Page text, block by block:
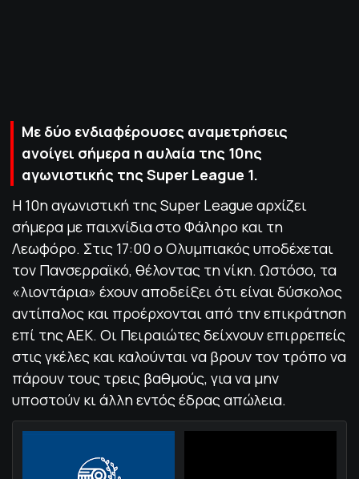
Με δύο ενδιαφέρουσες αναμετρήσεις
ανοίγει σήμερα η αυλαία της 10ης
αγωνιστικής της Super League 1.
Η 10η αγωνιστική της Super League αρχίζει
σήμερα με παιχνίδια στο Φάληρο και τη
Λεωφόρο. Στις 17:00 ο Ολυμπιακός υποδέχεται
τον Πανσερραϊκό, θέλοντας τη νίκη. Ωστόσο, τα
«λιοντάρια» έχουν αποδείξει ότι είναι δύσκολος
αντίπαλος και προέρχονται από την επικράτηση
επί της ΑΕΚ. Οι Πειραιώτες δείχνουν επιρρεπείς
στις γκέλες και καλούνται να βρουν τον τρόπο να
πάρουν τους τρεις βαθμούς, για να μην
υποστούν κι άλλη εντός έδρας απώλεια.